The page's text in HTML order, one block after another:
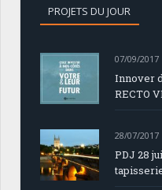
PROJETS DU JOUR
07/09/2017
Innover
RECTO
28/07/2017
PDJ 28